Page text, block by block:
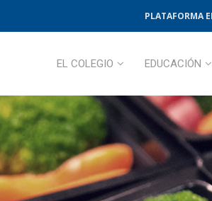
PLATAFORMA
EL COLEGIO EDUCACIÓN